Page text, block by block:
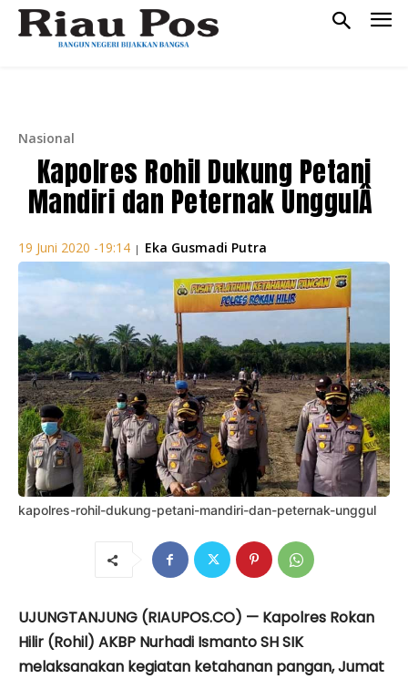
Nasional
Kapolres Rohil Dukung Petani
Mandiri dan Peternak UnggulÂ
19 Juni 2020 -19:14 | Eka Gusmadi Putra
kapolres-rohil-dukung-petani-mandiri-dan-peternak-unggul
UJUNGTANJUNG (RIAUPOS.CO) — Kapolres Rokan
Hilir (Rohil) AKBP Nurhadi Ismanto SH SIK
melaksanakan kegiatan ketahanan pangan, Jumat